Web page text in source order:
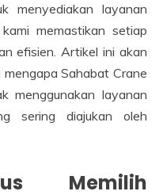
menyediakan layanan
memastikan setiap
efisien. Artikel ini akan
Sahabat Crane
menggunakan layanan
sering diajukan oleh
Memilih